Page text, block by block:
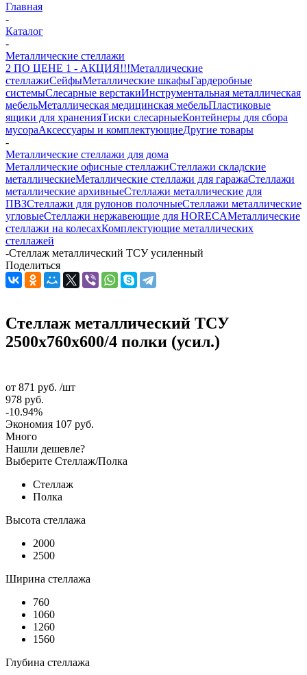
Главная
-
Каталог
-
Металлические стеллажи
2 ПО ЦЕНЕ 1 - АКЦИЯ!!!Металлические
стеллажиСейфыМеталлические шкафыГардеробные
системыСлесарные верстакиИнструментальная металлическая
мебельМеталлическая медицинская мебельПластиковые
ящики для храненияТиски слесарныеКонтейнеры для сбора
мусораАксессуары и комплектующиеДругие товары
-
Металлические стеллажи для дома
Металлические офисные стеллажиСтеллажи складские
металлическиеМеталлические стеллажи для гаражаСтеллажи
металлические архивныеСтеллажи металлические для
ПВЗСтеллажи для рулонов полочныеСтеллажи металлические
угловыеСтеллажи нержавеющие для HORECAМеталлические
стеллажи на колесахКомплектующие металлических
стеллажей
-Стеллаж металлический ТСУ усиленный
Поделиться
Стеллаж металлический ТСУ
2500x760x600/4 полки (усил.)
от 871 руб. /шт
978 руб.
-10.94%
Экономия 107 руб.
Много
Нашли дешевле?
Выберите Стеллаж/Полка
Стеллаж
Полка
Высота стеллажа
2000
2500
Ширина стеллажа
760
1060
1260
1560
Глубина стеллажа